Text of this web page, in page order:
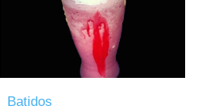
Batidos